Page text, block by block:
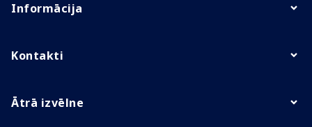
Informācija
Kontakti
Ātrā izvēlne